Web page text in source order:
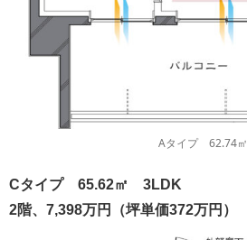
Aタイプ 62.74㎡
Cタイプ 65.62㎡
3LDK
2階、7,398万円（坪単価372万円）